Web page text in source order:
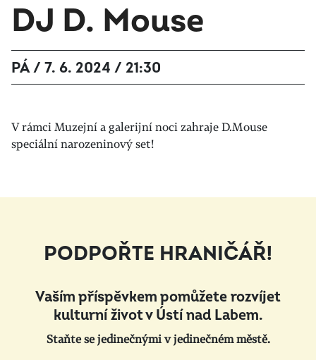
DJ D. Mouse
PÁ / 7. 6. 2024 / 21:30
V rámci Muzejní a galerijní noci zahraje D.Mouse
speciální narozeninový set!
PODPOŘTE HRANIČÁŘ!
Vaším příspěvkem pomůžete rozvíjet
kulturní život v Ústí nad Labem.
Staňte se jedinečnými v jedinečném městě.